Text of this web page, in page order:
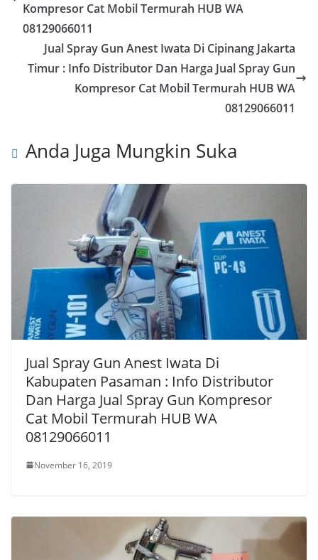
Kompresor Cat Mobil Termurah HUB WA
08129066011
Jual Spray Gun Anest Iwata Di Cipinang Jakarta
Timur : Info Distributor Dan Harga Jual Spray Gun
Kompresor Cat Mobil Termurah HUB WA
08129066011
Anda Juga Mungkin Suka
Jual Spray Gun Anest Iwata Di
Kabupaten Pasaman : Info Distributor
Dan Harga Jual Spray Gun Kompresor
Cat Mobil Termurah HUB WA
08129066011
November 16, 2019